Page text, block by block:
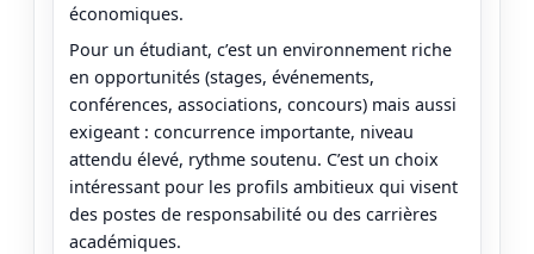
économiques.
Pour un étudiant, c’est un environnement riche
en opportunités (stages, événements,
conférences, associations, concours) mais aussi
exigeant : concurrence importante, niveau
attendu élevé, rythme soutenu. C’est un choix
intéressant pour les profils ambitieux qui visent
des postes de responsabilité ou des carrières
académiques.